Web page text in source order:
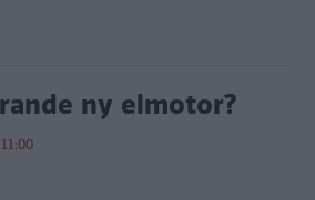
ny elmotor?